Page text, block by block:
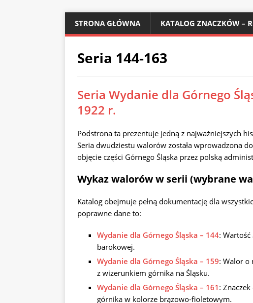
STRONA GŁÓWNA KATALOG ZNACZKÓW –
Seria 144-163
Seria Wydanie dla Górnego
1922 r.
Podstrona ta prezentuje jedną z najważniejszych
Seria dwudziestu walorów została wprowadzona
objęcie części Górnego Śląska przez polską
Wykaz walorów w serii (wybrane
Katalog obejmuje pełną dokumentację dla
poprawne dane to:
Wydanie dla Górnego Śląska – 144: Wartość
barokowej.
Wydanie dla Górnego Śląska – 159: Walor o
z wizerunkiem górnika na Śląsku.
Wydanie dla Górnego Śląska – 161 :
górnika w kolorze brązowo-fioletowym.